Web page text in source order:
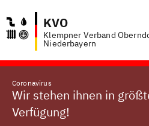
KVO
Klempner Verband
Niederbayern
Coronavirus
Wir stehen ihnen in
Verfügung!